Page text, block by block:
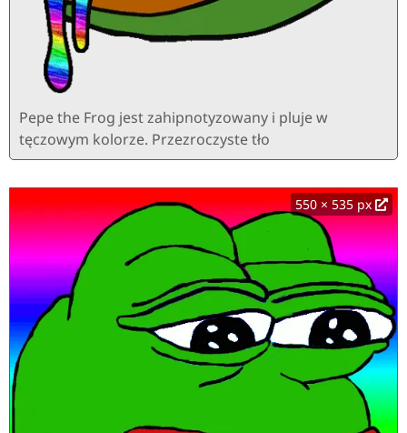
Pepe the Frog jest zahipnotyzowany i pluje w
tęczowym kolorze. Przezroczyste tło
550 × 535 px